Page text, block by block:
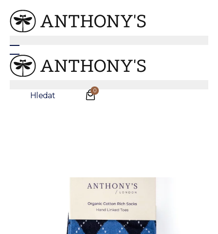
Hledat
0
Anthonys / Oblečení / Ponožky
Modré ponožky s geometrickým vzorem